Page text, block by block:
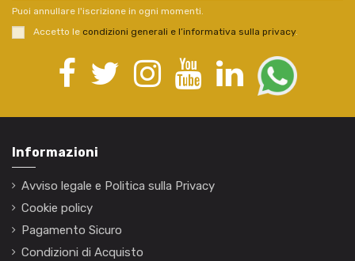
Puoi annullare l'iscrizione in ogni momenti.
Accetto le condizioni generali e l’informativa sulla privacy.
Informazioni
Avviso legale e Politica sulla Privacy
Cookie policy
Pagamento Sicuro
Condizioni di Acquisto